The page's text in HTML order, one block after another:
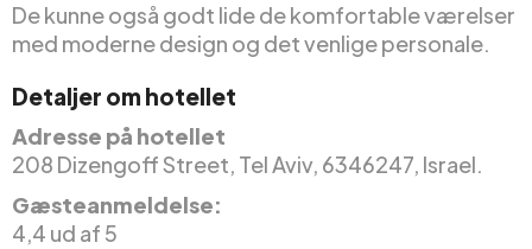
De kunne også godt lide de komfortable værelser
med moderne design og det venlige personale.
Detaljer om hotellet
Adresse på hotellet
208 Dizengoff Street, Tel Aviv, 6346247, Israel.
Gæsteanmeldelse:
4,4 ud af 5